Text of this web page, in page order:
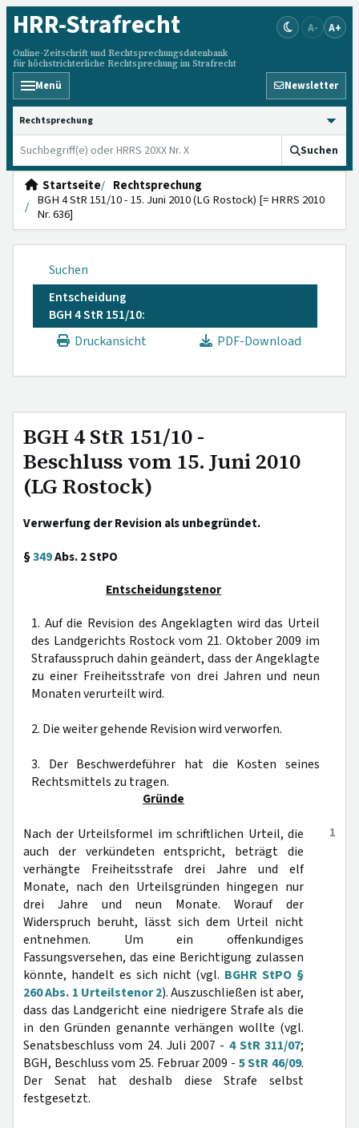
HRR-Strafrecht
Online-Zeitschrift und Rechtsprechungsdatenbank
für höchstrichterliche Rechtsprechung im Strafrecht
A- A+
Menü Newsletter
HRRS durchsuchen
Suchen
Startseite
Rechtsprechung
BGH 4 StR 151/10 - 15. Juni 2010 (LG Rostock) [= HRRS 2010
Nr. 636]
Suchen
Entscheidung
BGH 4 StR 151/10:
Druckansicht
PDF-Download
BGH 4 StR 151/10 -
Beschluss vom 15. Juni 2010
(LG Rostock)
Verwerfung der Revision als unbegründet.
§349Abs. 2 StPO
Entscheidungstenor
1. Auf die Revision des Angeklagten wird das Urteil
des Landgerichts Rostock vom 21. Oktober 2009 im
Strafausspruch dahin geändert, dass der Angeklagte
zu einer Freiheitsstrafe von drei Jahren und neun
Monaten verurteilt wird.
2. Die weiter gehende Revision wird verworfen.
3. Der Beschwerdeführer hat die Kosten seines
Rechtsmittels zu tragen.
Gründe
1
Nach der Urteilsformel im schriftlichen Urteil, die
auch der verkündeten entspricht, beträgt die
verhängte Freiheitsstrafe drei Jahre und elf
Monate, nach den Urteilsgründen hingegen nur
drei Jahre und neun Monate. Worauf der
Widerspruch beruht, lässt sich dem Urteil nicht
entnehmen. Um ein offenkundiges
Fassungsversehen, das eine Berichtigung zulassen
könnte, handelt es sich nicht (vgl. BGHR StPO §
260 Abs. 1 Urteilstenor 2). Auszuschließen ist aber,
dass das Landgericht eine niedrigere Strafe als die
in den Gründen genannte verhängen wollte (vgl.
Senatsbeschluss vom 24. Juli 2007 - 4 StR 311/07;
BGH, Beschluss vom 25. Februar 2009 - 5 StR 46/09.
Der Senat hat deshalb diese Strafe selbst
festgesetzt.